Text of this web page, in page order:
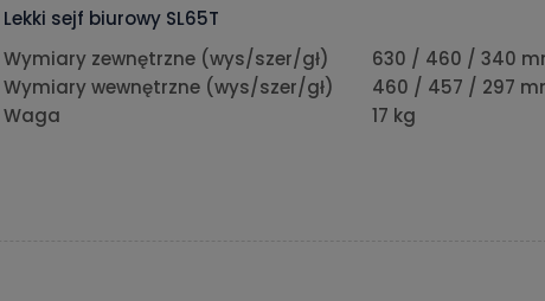
Lekki sejf biurowy SL65T
Wymiary zewnętrzne (wys/szer/gł)
630 / 460 / 340
Wymiary wewnętrzne (wys/szer/gł)
460 / 457 / 297
Waga
17 kg